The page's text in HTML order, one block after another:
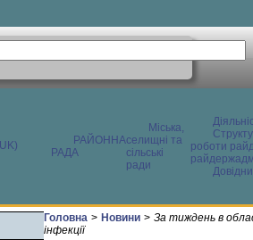
РАЙОННА
РАДА
Міська,
селищні та
сільські
ради
роботи
Головна > Новини > За тиждень в
інфекції